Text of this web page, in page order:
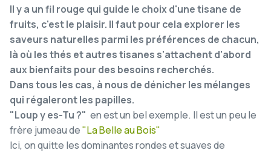
Il y a un fil rouge qui guide le choix d'une tisane de
fruits, c'est le plaisir. Il faut pour cela explorer les
saveurs naturelles parmi les préférences de chacun,
là où les thés et autres tisanes s'attachent d'abord
aux bienfaits pour des besoins recherchés.
Dans tous les cas, à nous de dénicher les mélanges
qui régaleront les papilles.
"Loup y es-Tu ?" en est un bel exemple. Il est un peu le
frère jumeau de"La Belle au Bois"
Ici, on quitte les dominantes rondes et suaves de